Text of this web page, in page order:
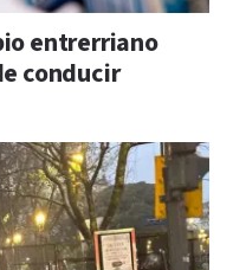
entrerriano
conducir